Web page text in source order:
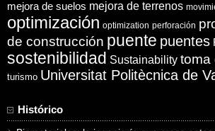
mejora de suelos mejora de terrenos
optimización optimization perforación
de construcción puente puentes
sostenibilidad Sustainability toma
turismo Universitat Politècnica de
Histórico